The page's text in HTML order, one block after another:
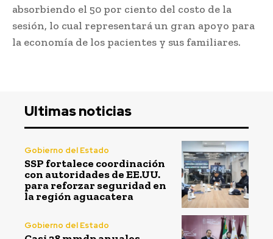
absorbiendo el 50 por ciento del costo de la
sesión, lo cual representará un gran apoyo para
la economía de los pacientes y sus familiares.
Ultimas noticias
Gobierno del Estado
SSP fortalece coordinación
con autoridades de EE.UU.
para reforzar seguridad en
la región aguacatera
Gobierno del Estado